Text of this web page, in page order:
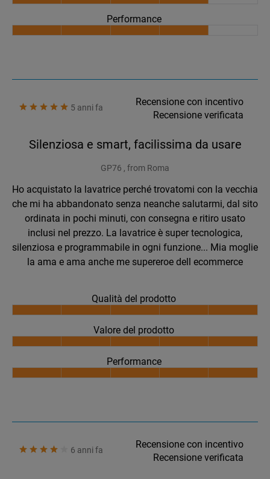
Performance
5 anni fa
Recensione con incentivo
Recensione verificata
Silenziosa e smart, facilissima da usare
GP76 , from Roma
Ho acquistato la lavatrice perché trovatomi con la vecchia
che mi ha abbandonato senza neanche salutarmi, dal sito
ordinata in pochi minuti, con consegna e ritiro usato
inclusi nel prezzo. La lavatrice è super tecnologica,
silenziosa e programmabile in ogni funzione... Mia moglie
la ama e ama anche me supereroe dell ecommerce
Qualità del prodotto
Valore del prodotto
Performance
6 anni fa
Recensione con incentivo
Recensione verificata